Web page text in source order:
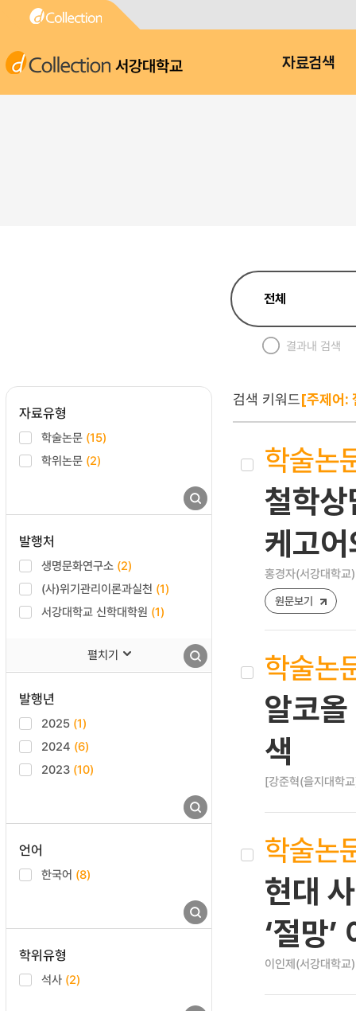
서강대학교 자료검색
결과내 검색
자료유형
학술논문 (15)
학위논문 (2)
발행처
생명문화연구소 (2)
(사)위기관리이론과실천 (1)
서강대학교 신학대학원 (1)
펼치기
발행년
2025 (1)
2024 (6)
2023 (10)
언어
한국어 (8)
학위유형
석사 (2)
검색 키워드[주제어:
학술논
철학
케고어
홍경자(서강대학교)
원문보기
학술논
알코
색
[강준혁(을지대학
학술논
현대
‘절망
이인제(서강대학교)